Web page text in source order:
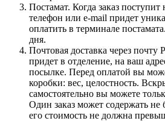
Постамат. Когда заказ поступит
телефон или e-mail придет
оплатить в терминале
дня.
Почтовая доставка через почту
придет в отделение, на ваш
посылке. Перед оплатой вы
коробки: вес, целостность.
самостоятельно вы можете
Один заказ может содержать
его стоимость не должна